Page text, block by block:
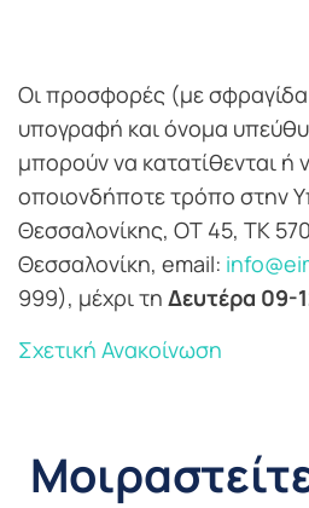
Οι προσφορές (με σφραγίδα
υπογραφή και όνομα
μπορούν να κατατίθενται ή
οποιονδήποτε τρόπο στην
Θεσσαλονίκης, ΟΤ 45, ΤΚ
Θεσσαλονίκη, email:
999), μέχρι τη Δευτέρα 09-
Σχετική Ανακοίνωση